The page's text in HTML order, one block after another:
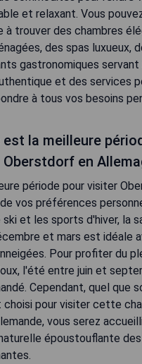
et relaxant. Vous
à trouver des chambres
des spas luxueux,
gastronomiques servant
et des services
à tous vos besoins
est la meilleure
en
période pour visiter
vos préférences
ski et les sports d'hiver, la
et mars est idéale
Pour profiter du
l'été entre juin et
Cependant, quel que
choisi pour visiter cette
vous serez
époustouflante